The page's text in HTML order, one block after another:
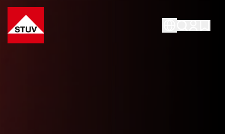
Go To the Homepage